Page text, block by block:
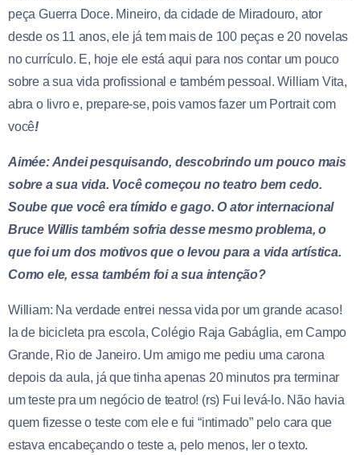
peça Guerra Doce. Mineiro, da cidade de Miradouro, ator
desde os 11 anos, ele já tem mais de 100 peças e 20 novelas
no currículo. E, hoje ele está aqui para nos contar um pouco
sobre a sua vida profissional e também pessoal. William Vita,
abra o livro e, prepare-se, pois vamos fazer um Portrait com
você!
Aimée: Andei pesquisando, descobrindo um pouco mais
sobre a sua vida. Você começou no teatro bem cedo.
Soube que você era tímido e gago. O ator internacional
Bruce Willis também sofria desse mesmo problema, o
que foi um dos motivos que o levou para a vida artística.
Como ele, essa também foi a sua intenção?
William: Na verdade entrei nessa vida por um grande acaso!
Ia de bicicleta pra escola, Colégio Raja Gabáglia, em Campo
Grande, Rio de Janeiro. Um amigo me pediu uma carona
depois da aula, já que tinha apenas 20 minutos pra terminar
um teste pra um negócio de teatro! (rs) Fui levá-lo. Não havia
quem fizesse o teste com ele e fui “intimado” pelo cara que
estava encabeçando o teste a, pelo menos, ler o texto.